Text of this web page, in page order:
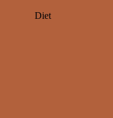
Diet